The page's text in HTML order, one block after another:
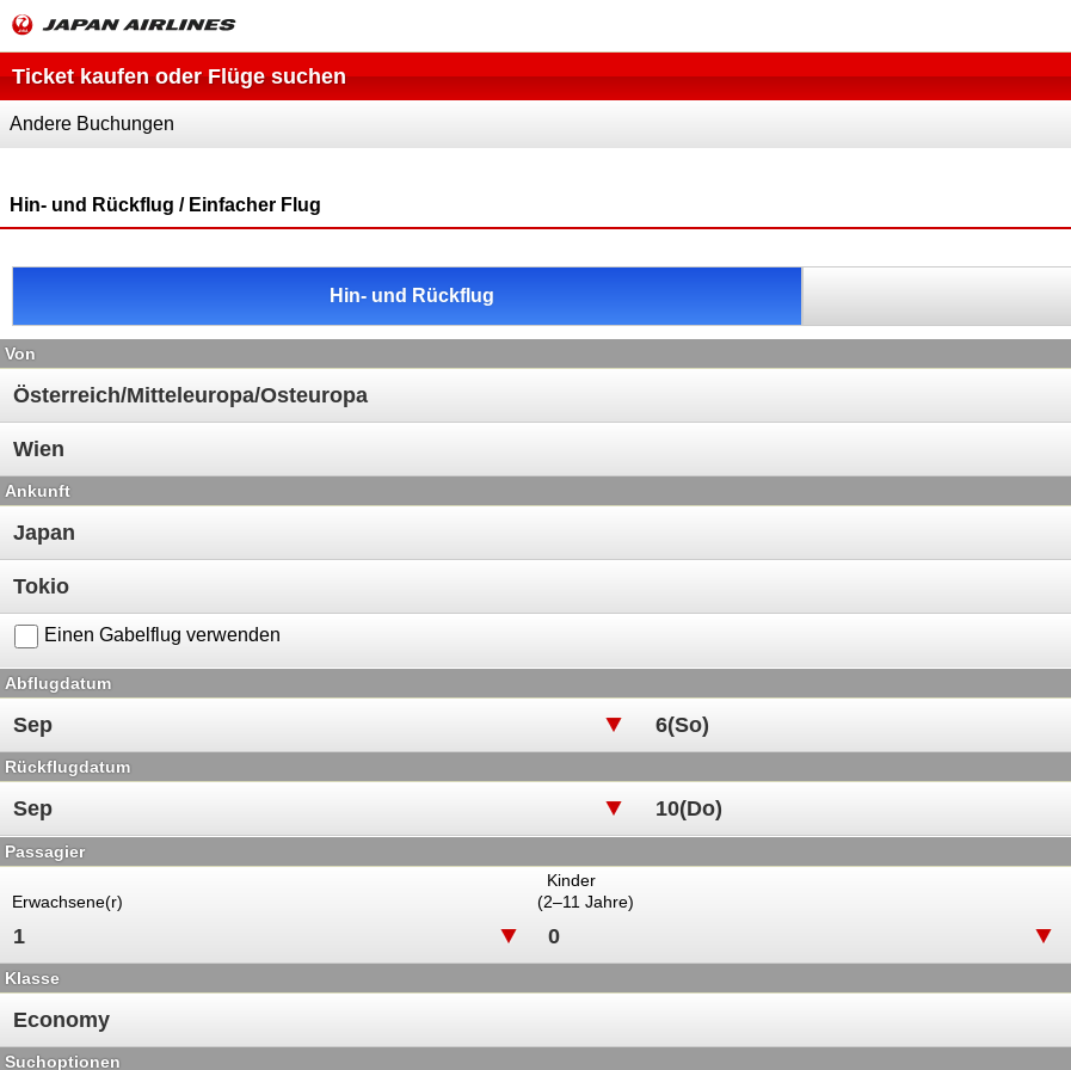
Ticket kaufen oder Flüge suchen
Andere Buchungen
Hin- und Rückflug / Einfacher Flug
Hin- und Rückflug
Von
Ankunft
Einen Gabelflug verwenden
Abflugdatum
Rückflugdatum
Passagier
Erwachsene(r)
Kinder
(2–11 Jahre)
Klasse
Suchoptionen